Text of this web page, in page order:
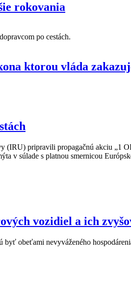
rokovania
ktorou vláda
pripravili propagačnú akciu „1
v súlade s platnou smernicou
vozidiel a ich
obeťami nevyváženého